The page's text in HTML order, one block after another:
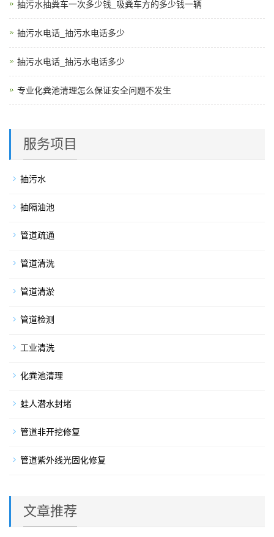
抽污水抽粪车一次多少钱_吸粪车方的多少钱一辆
抽污水电话_抽污水电话多少
抽污水电话_抽污水电话多少
专业化粪池清理怎么保证安全问题不发生
服务项目
抽污水
抽隔油池
管道疏通
管道清洗
管道清淤
管道检测
工业清洗
化粪池清理
蛙人潜水封堵
管道非开挖修复
管道紫外线光固化修复
文章推荐